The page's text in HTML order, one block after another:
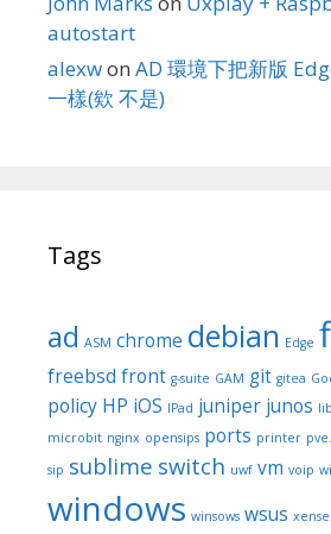
autostart
alexwon AD 環境下把新版
一樣(欸 不是)
Tags
ad ASM chrome debian Edge
freebsd front g-suite GAM git gitea
policy HP iOS IPad juniper junos
microbit nginx opensips ports printer
sip sublime switch uwf vm voip
windows winsows wsus